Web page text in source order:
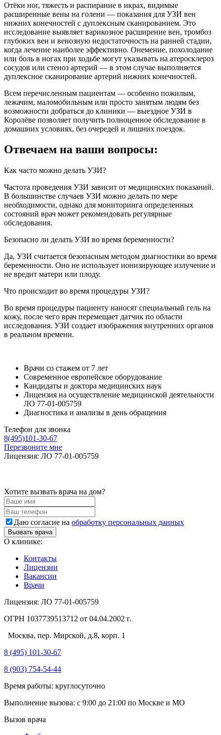
Отёки ног, тяжесть и распирание в икрах, видимые
расширенные вены на голени — показания для УЗИ вен
нижних конечностей с дуплексным сканированием. Это
исследование выявляет варикозное расширение вен, тромбоз
глубоких вен и венозную недостаточность на ранней стадии,
когда лечение наиболее эффективно. Онемение, похолодание
или боль в ногах при ходьбе могут указывать на атеросклероз
сосудов или стеноз артерий — в этом случае выполняется
дуплексное сканирование артерий нижних конечностей.
Всем перечисленным пациентам — особенно пожилым,
лежачим, маломобильным или просто занятым людям без
возможности добраться до клиники — выездное УЗИ в
Королёве позволяет получить полноценное обследование в
домашних условиях, без очередей и лишних поездок.
Отвечаем на ваши вопросы:
Как часто можно делать УЗИ?
Частота проведения УЗИ зависит от медицинских показаний.
В большинстве случаев УЗИ можно делать по мере
необходимости, однако для мониторинга определенных
состояний врач может рекомендовать регулярные
обследования.
Безопасно ли делать УЗИ во время беременности?
Да, УЗИ считается безопасным методом диагностики во время
беременности. Оно не использует ионизирующее излучение и
не вредит матери или плоду.
Что происходит во время процедуры УЗИ?
Во время процедуры пациенту наносят специальный гель на
кожу, после чего врач перемещает датчик по области
исследования. УЗИ создает изображения внутренних органов
в реальном времени.
Врачи со стажем от 7 лет
Современное европейское оборудование
Кандидаты и доктора медицинских наук
Лицензия на осуществление медицинской деятельности
ЛО 77-01-005759
Диагностика и анализы в день обращения
Телефон для звонка
8(495)101-30-67
Перезвоните мне
Лицензия: ЛО 77-01-005759
Хотите вызвать врача на дом?
Даю согласие на обработку персональных данных
Вызвать врача
О клинике:
Контакты
Лицензии
Вакансии
Врачи
Лицензия: ЛО 77-01-005759
ОГРН 1037739513712 от 04.04.2002 г.
Москва, пер. Мирской, д.8, корп. 1
8 (495) 101-30-67
8 (903) 754-54-44
Время работы: круглосуточно
Выполнение вызова: с 9:00 до 21:00 по Москве и МО
Вызов врача